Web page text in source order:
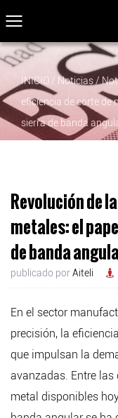
INICIO / Noticias /
eficiencia de corte de
sierra de banda
Revolución de
metales: el
de banda
publicado porAiteli
En el sector
precisión, la
que impulsan la
avanzadas. Entre
metal disponibles